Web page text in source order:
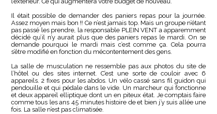
Il était possible de demander des paniers repas pour la journée.
Assez moyen mais bon !! Ce n’est jamais top. Mais un groupe n’étant
pas passé les prendre, la responsable PLEIN VENT a apparemment
décidé qu’il n’y aurait plus que des paniers repas le mardi. On se
demande pourquoi le mardi mais c’est comme ça. Cela pourra
s’être modifié en fonction du mécontentement des gens.
La salle de musculation ne ressemble pas aux photos du site de
l’hôtel ou des sites internet. C’est une sorte de couloir avec 6
appareils. 2 fixes pour les abdos. Un vélo cassé sans fil guidon qui
pendouille et qui pédale dans le vide. Un marcheur qui fonctionne
et deux appareil elliptique dont un en piteux état. Je comptais faire
comme tous les ans 45 minutes histoire de et bien j’y suis allée une
fois. La salle n’est pas climatisée.